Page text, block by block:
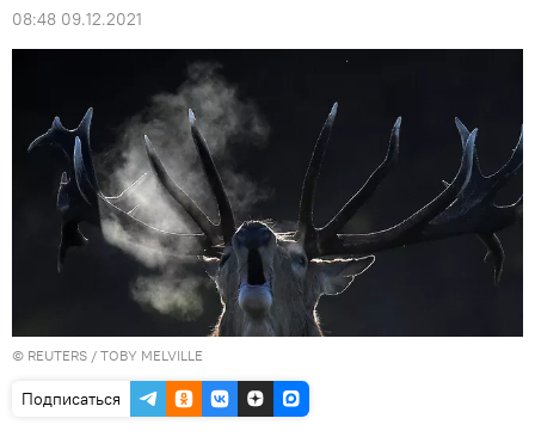
08:48 09.12.2021
© REUTERS / TOBY MELVILLE
Подписаться